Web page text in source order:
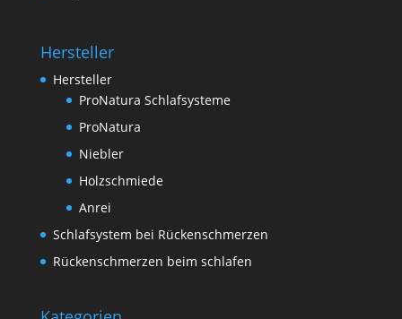
Hersteller
Hersteller
ProNatura Schlafsysteme
ProNatura
Niebler
Holzschmiede
Anrei
Schlafsystem bei Rückenschmerzen
Rückenschmerzen beim schlafen